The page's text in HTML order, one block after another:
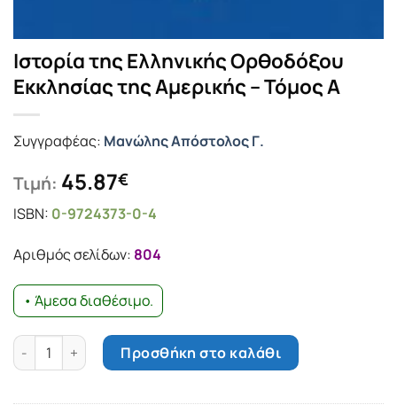
Ιστορία της Ελληνικής Ορθοδόξου
Εκκλησίας της Αμερικής – Τόμος Α
Συγγραφέας: Μανώλης Απόστολος Γ.
Τιμή: 45.87€
ISBN: 0-9724373-0-4
Αριθμός σελίδων: 804
• Άμεσα διαθέσιμο.
Ιστορία της Ελληνικής Ορθοδόξου Εκκλησίας της Αμερικής
Προσθήκη στο καλάθι